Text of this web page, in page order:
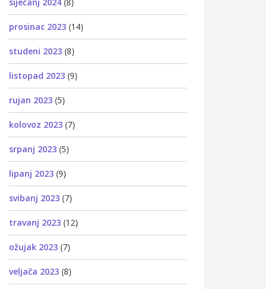
prosinac 2023 (14)
studeni 2023 (8)
listopad 2023 (9)
rujan 2023 (5)
kolovoz 2023 (7)
srpanj 2023 (5)
lipanj 2023 (9)
svibanj 2023 (7)
travanj 2023 (12)
ožujak 2023 (7)
veljača 2023 (8)